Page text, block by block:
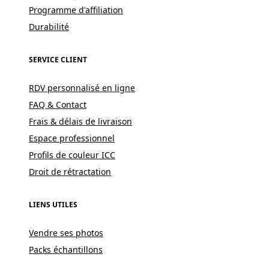
Programme d'affiliation
Durabilité
SERVICE CLIENT
RDV personnalisé en ligne
FAQ & Contact
Frais & délais de livraison
Espace professionnel
Profils de couleur ICC
Droit de rétractation
LIENS UTILES
Vendre ses photos
Packs échantillons